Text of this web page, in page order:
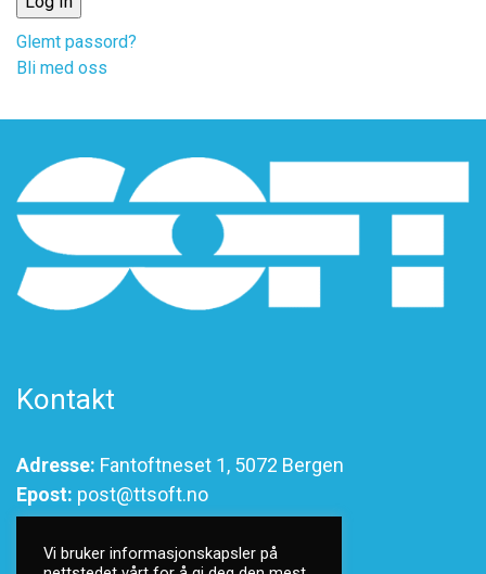
Glemt passord?
Bli med oss
Kontakt
Adresse: Fantoftneset 1, 5072 Bergen
Epost: post@ttsoft.no
Vi bruker informasjonskapsler på